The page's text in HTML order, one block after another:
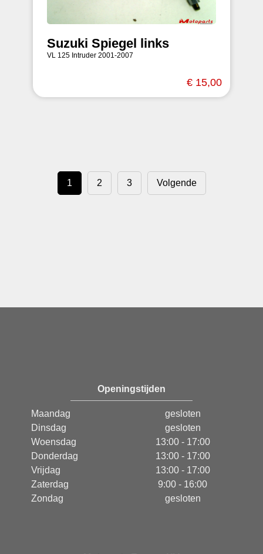
Suzuki Spiegel links
VL 125 Intruder 2001-2007
€ 15,00
1 2 3 Volgende
Openingstijden
Maandag
gesloten
Dinsdag
gesloten
Woensdag
13:00 - 17:00
Donderdag
13:00 - 17:00
Vrijdag
13:00 - 17:00
Zaterdag
9:00 - 16:00
Zondag
gesloten